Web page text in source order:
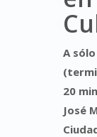
A
20
José